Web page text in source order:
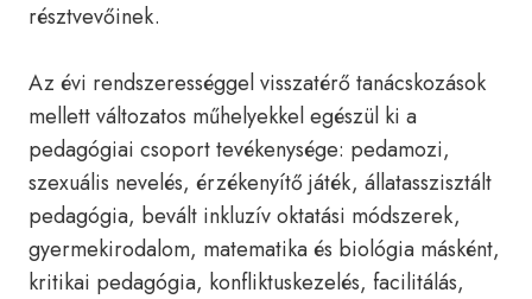
résztvevőinek.
Az évi rendszerességgel visszatérő tanácskozások
mellett változatos műhelyekkel egészül ki a
pedagógiai csoport tevékenysége: pedamozi,
szexuális nevelés, érzékenyítő játék, állatasszisztált
pedagógia, bevált inkluzív oktatási módszerek,
gyermekirodalom, matematika és biológia másként,
kritikai pedagógia, konfliktuskezelés, facilitálás,